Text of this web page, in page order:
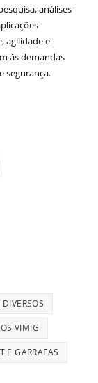
análises
agilidade e
às demandas
segurança.
VIMIG
E GARRAFAS